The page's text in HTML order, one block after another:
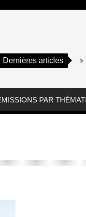
Dernières articles
PAR